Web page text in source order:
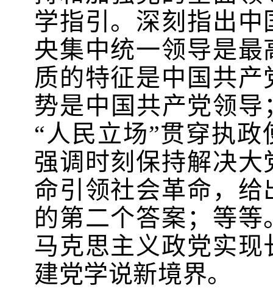
学指引。深刻指出
央集中统一领导是
质的特征是中国共
势是中国共产党领
“人民立场”贯穿执
强调时刻保持解决
命引领社会革命，
的第二个答案；等
马克思主义政党实
建党学说新境界。